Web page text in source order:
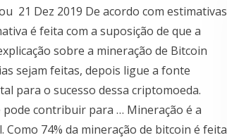
21 Dez 2019 De acordo com estimativas
é feita com a suposição de que a
sobre a mineração de Bitcoin
sejam feitas, depois ligue a fonte
para o sucesso dessa criptomoeda.
pode contribuir para … Mineração é a
74% da mineração de bitcoin é feita